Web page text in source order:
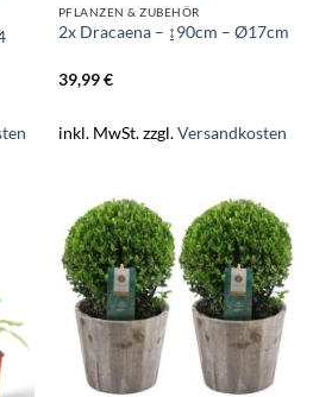
PFLANZEN & ZUBEHÖR
2x Dracaena – ↨90cm – Ø17cm
39,99€
inkl. MwSt.zzgl.Versandkosten